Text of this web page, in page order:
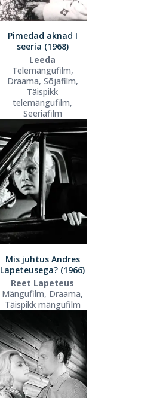
Pimedad aknad I
seeria (1968)
Leeda
Telemängufilm,
Draama, Sõjafilm,
Täispikk
telemängufilm,
Seeriafilm
Mis juhtus Andres
Lapeteusega? (1966)
Reet Lapeteus
Mängufilm, Draama,
Täispikk mängufilm